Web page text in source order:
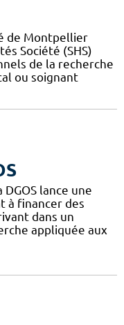
de Montpellier
Société (SHS)
de la recherche
ou soignant
lance une
à financer des
dans un
appliquée aux